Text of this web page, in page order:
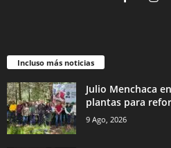
Incluso más noticias
Julio Menchaca
plantas para
9 Ago, 2026